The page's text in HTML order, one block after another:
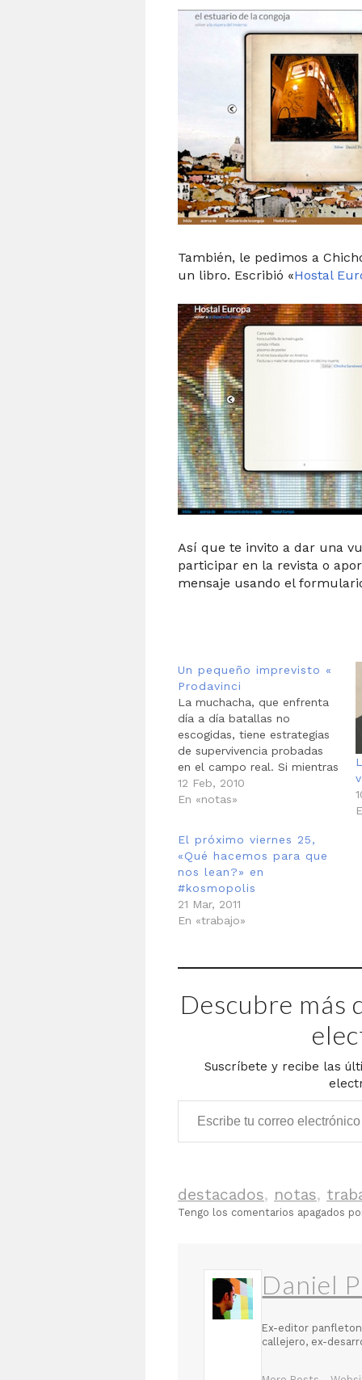
También, le pedimos a
un libro. Escribió «Hostal
Así que te invito a dar una
participar en la revista o
mensaje usando el
Un pequeño imprevisto «
Prodavinci
La muchacha, que enfrenta
día a día batallas no
escogidas, tiene estrategias
de supervivencia probadas
en el campo real. Si mientras
cruza la calle ve una gorra
en medio de la avenida, por
instante en sentido contrario
al de los carros. La…
12 Feb, 2010
En «notas»
El próximo viernes 25,
«Qué hacemos para que
nos lean?» en
#kosmopolis
21 Mar, 2011
En «trabajo»
Descubre más
Suscríbete y recibe las
Escribe tu correo electrónico…
destacados, notas,
Tengo los comentarios apagados
Daniel
Ex-editor
callejero, ex-